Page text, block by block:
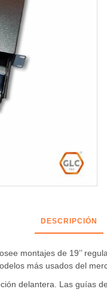
DESCRIPCIÓN
montajes de 19’’
más usados del
delantera. Las guías